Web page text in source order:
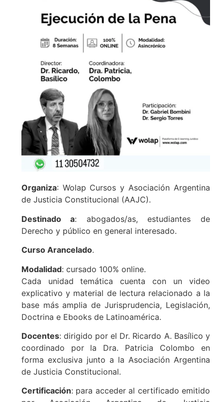
Organiza: Wolap Cursos y Asociación Argentina
de Justicia Constitucional (AAJC).
Destinado a: abogados/as, estudiantes de
Derecho y público en general interesado.
Curso Arancelado.
Modalidad: cursado 100% online.
Cada unidad temática cuenta con un video
explicativo y material de lectura relacionado a la
base más amplia de Jurisprudencia, Legislación,
Doctrina e Ebooks de Latinoamérica.
Docentes: dirigido por el Dr. Ricardo A. Basílico y
coordinado por la Dra. Patricia Colombo en
forma exclusiva junto a la Asociación Argentina
de Justicia Constitucional.
Certificación: para acceder al certificado emitido